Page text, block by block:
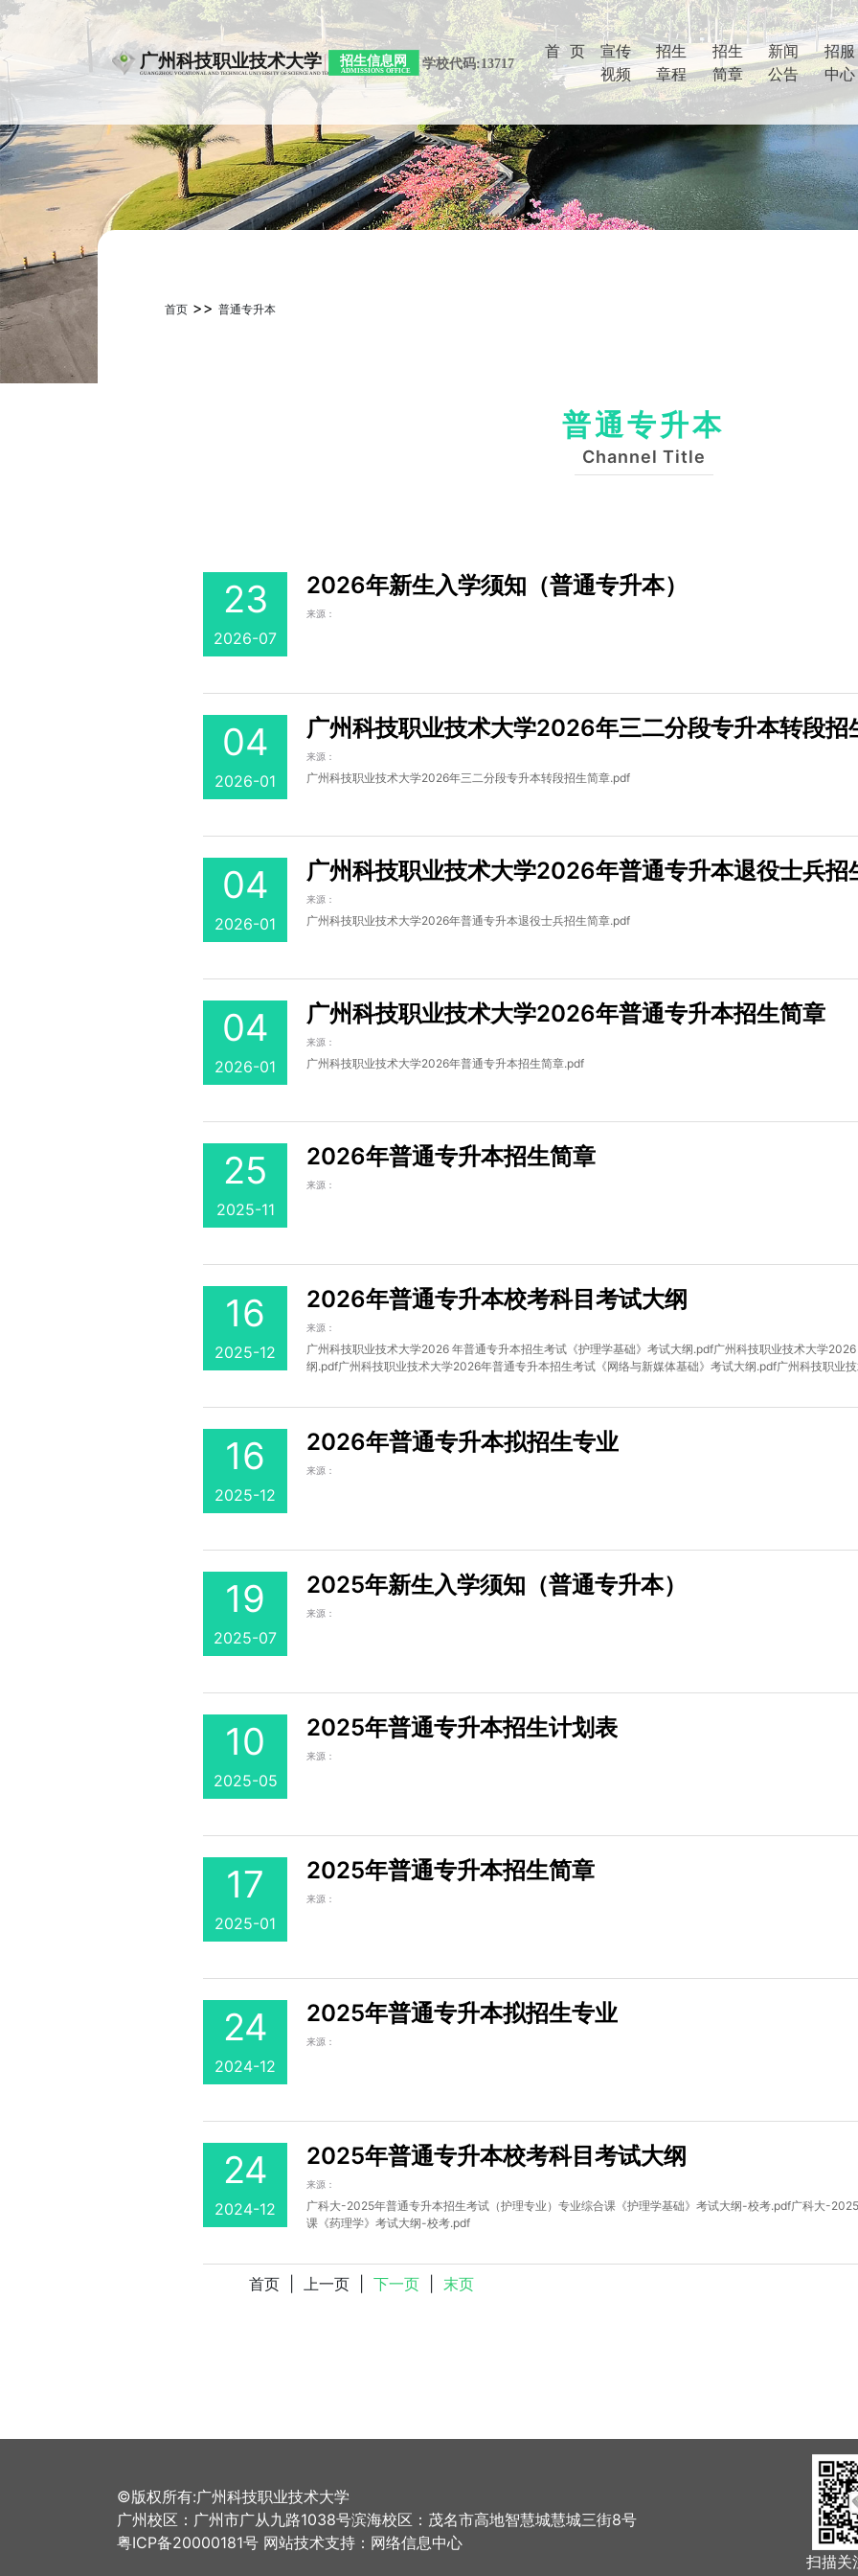
首 页(current)
宣传
视频
招生
章程
招生
简章
新闻
公告
招服
中心
首页>> 普通专升本
普通专升本
Channel Title
23
2026-07
2026年新生入学须知（普通专升本）
来源：
04
2026-01
广州科技职业技术大学2026年三二分段专升本转段招
来源：
广州科技职业技术大学2026年三二分段专升本转段招生简章.pdf
04
2026-01
广州科技职业技术大学2026年普通专升本退役士兵招
来源：
广州科技职业技术大学2026年普通专升本退役士兵招生简章.pdf
04
2026-01
广州科技职业技术大学2026年普通专升本招生简章
来源：
广州科技职业技术大学2026年普通专升本招生简章.pdf
25
2025-11
2026年普通专升本招生简章
来源：
16
2025-12
2026年普通专升本校考科目考试大纲
来源：
广州科技职业技术大学2026 年普通专升本招生考试《护理学基础》考试大纲.pdf广州科技职业技术大学
纲.pdf广州科技职业技术大学2026年普通专升本招生考试《网络与新媒体基础》考试大纲.pdf广州科技职业
16
2025-12
2026年普通专升本拟招生专业
来源：
19
2025-07
2025年新生入学须知（普通专升本）
来源：
10
2025-05
2025年普通专升本招生计划表
来源：
17
2025-01
2025年普通专升本招生简章
来源：
24
2024-12
2025年普通专升本拟招生专业
来源：
24
2024-12
2025年普通专升本校考科目考试大纲
来源：
广科大-2025年普通专升本招生考试（护理专业）专业综合课《护理学基础》考试大纲-校考.pdf广科大-
课《药理学》考试大纲-校考.pdf
首页 | 上一页 | 下一页 末页
©版权所有:广州科技职业技术大学
广州校区：广州市广从九路1038号滨海校区：茂名市高地智慧城慧城三街8号
粤ICP备20000181号 网站技术支持：网络信息中心
扫描关